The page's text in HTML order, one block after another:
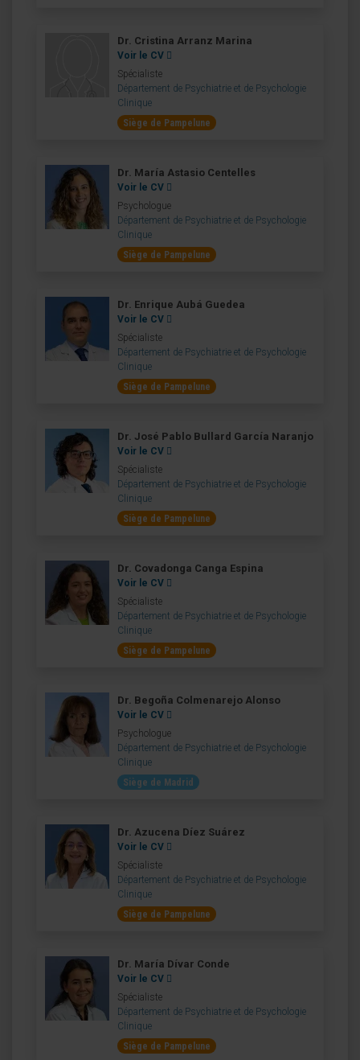
Dr. Cristina Arranz Marina
Voir le CV
Spécialiste
Département de Psychiatrie et de Psychologie
Clinique
Siège de Pampelune
Dr. María Astasio Centelles
Voir le CV
Psychologue
Département de Psychiatrie et de Psychologie
Clinique
Siège de Pampelune
Dr. Enrique Aubá Guedea
Voir le CV
Spécialiste
Département de Psychiatrie et de Psychologie
Clinique
Siège de Pampelune
Dr. José Pablo Bullard García Naranjo
Voir le CV
Spécialiste
Département de Psychiatrie et de Psychologie
Clinique
Siège de Pampelune
Dr. Covadonga Canga Espina
Voir le CV
Spécialiste
Département de Psychiatrie et de Psychologie
Clinique
Siège de Pampelune
Dr. Begoña Colmenarejo Alonso
Voir le CV
Psychologue
Département de Psychiatrie et de Psychologie
Clinique
Siège de Madrid
Dr. Azucena Díez Suárez
Voir le CV
Spécialiste
Département de Psychiatrie et de Psychologie
Clinique
Siège de Pampelune
Dr. María Dívar Conde
Voir le CV
Spécialiste
Département de Psychiatrie et de Psychologie
Clinique
Siège de Pampelune